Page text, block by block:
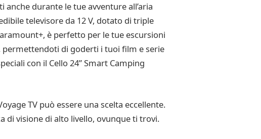
durante le tue avventure all’aria
televisore da 12 V, dotato di triple
è perfetto per le tue escursioni
permettendoti di goderti i tuoi film e serie
con il Cello 24” Smart Camping
TV può essere una scelta eccellente.
di visione di alto livello, ovunque ti trovi.